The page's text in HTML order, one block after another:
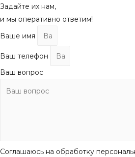
Задайте их нам,
и мы оперативно ответим!
Ваше имя
Ваш телефон
Ваш вопрос
Соглашаюсь на обработку